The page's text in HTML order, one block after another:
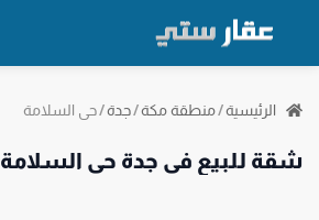
الرئيسية/منطقة مكة/جدة/حي السلامة
شقة للبيع في جدة حي السلامة